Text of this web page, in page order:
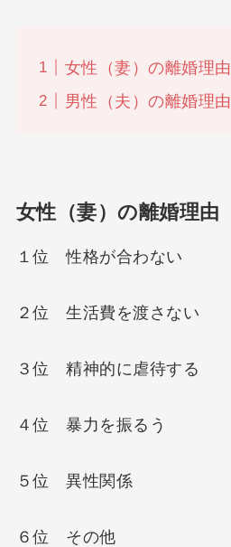
女性（妻）の離婚理由
男性（夫）の離婚理由
女性（妻）の離婚理由
１位 性格が合わない
２位 生活費を渡さない
３位 精神的に虐待する
４位 暴力を振るう
５位 異性関係
６位 その他